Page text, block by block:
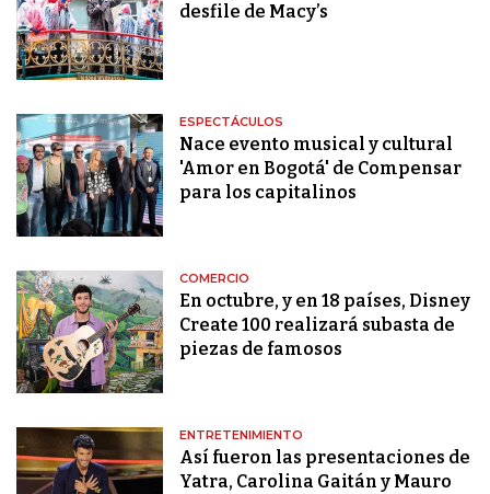
desfile de Macy’s
ESPECTÁCULOS
Nace evento musical y cultural
'Amor en Bogotá' de Compensar
para los capitalinos
COMERCIO
En octubre, y en 18 países, Disney
Create 100 realizará subasta de
piezas de famosos
ENTRETENIMIENTO
Así fueron las presentaciones de
Yatra, Carolina Gaitán y Mauro